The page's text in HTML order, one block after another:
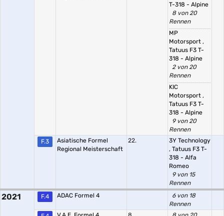
T-318 - Alpine
8 von 20
Rennen
MP
Motorsport ,
Tatuus F3 T-
318 - Alpine
2 von 20
Rennen
KIC
Motorsport ,
Tatuus F3 T-
318 - Alpine
9 von 20
Rennen
F.3
Asiatische Formel
Regional Meisterschaft
22.
3Y Technology
, Tatuus F3 T-
318 - Alfa
Romeo
9 von 15
Rennen
2021 F.4 ADAC Formel 4
6 von 18
Rennen